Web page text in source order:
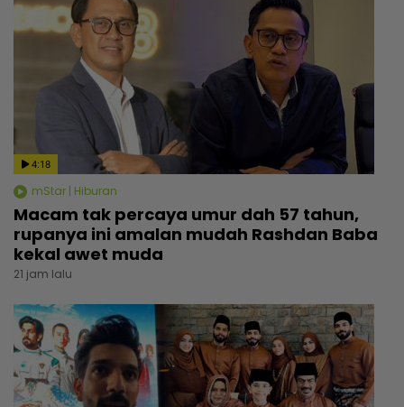
4:18
mStar | Hiburan
Macam tak percaya umur dah 57 tahun,
rupanya ini amalan mudah Rashdan Baba
kekal awet muda
21 jam lalu